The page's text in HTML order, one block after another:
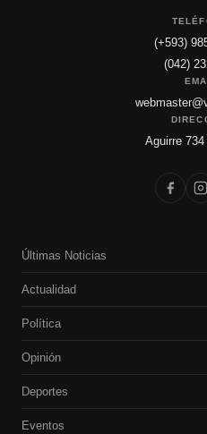
(+593)
(042)
Aguirre
Últimas Noticias
Actualidad
Política
Opinión
Deportes
Eventos